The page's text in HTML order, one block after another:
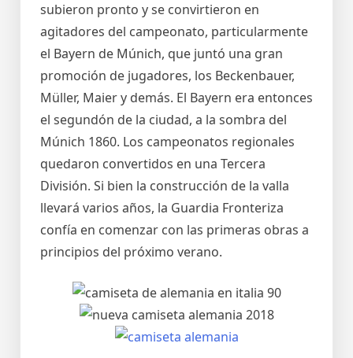
subieron pronto y se convirtieron en
agitadores del campeonato, particularmente
el Bayern de Múnich, que juntó una gran
promoción de jugadores, los Beckenbauer,
Müller, Maier y demás. El Bayern era entonces
el segundón de la ciudad, a la sombra del
Múnich 1860. Los campeonatos regionales
quedaron convertidos en una Tercera
División. Si bien la construcción de la valla
llevará varios años, la Guardia Fronteriza
confía en comenzar con las primeras obras a
principios del próximo verano.